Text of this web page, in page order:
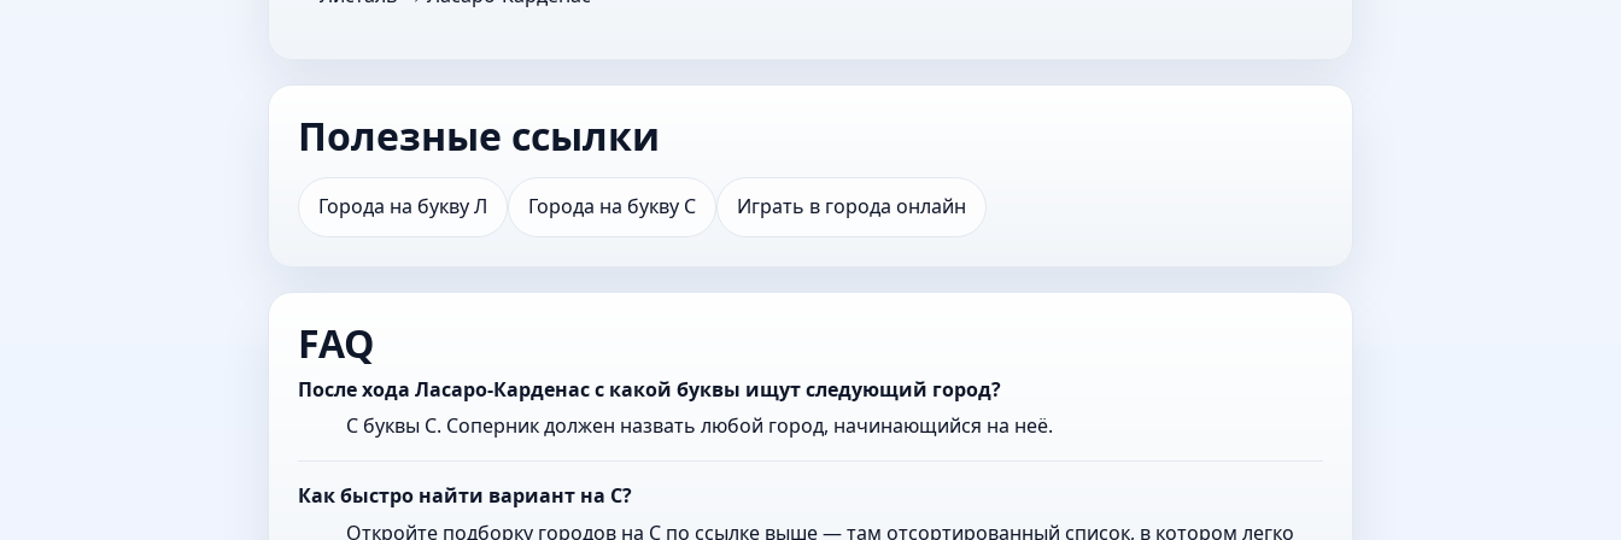
Полезные ссылки
Города на букву Л Города на букву С Играть в города онлайн
FAQ
После хода Ласаро-Карденас с какой буквы ищут следующий город?
С буквы С. Соперник должен назвать любой город, начинающийся на неё.
Как быстро найти вариант на С?
Откройте подборку городов на С по ссылке выше — там отсортированный список, в котором легко